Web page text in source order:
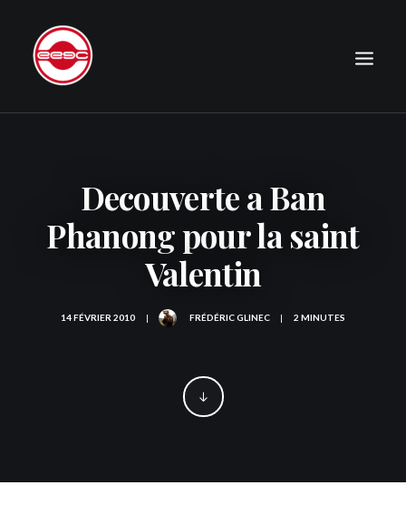
JOURNAL
PHOTOGRAPHIE
Decouverte a Ban
Phanong pour la saint
Valentin
14 FÉVRIER 2010 | FRÉDÉRIC GLINEC | 2 MINUTES